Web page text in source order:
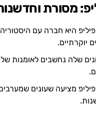
מסורת
היא חברה עם היסטוריה
יוקרתיים.
שלה נחשבים לאומנות
מציעה שעונים